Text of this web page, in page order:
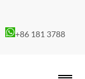
+86 181 3788